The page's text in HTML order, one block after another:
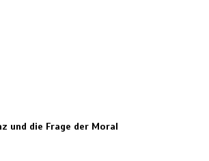
und die Frage der Moral